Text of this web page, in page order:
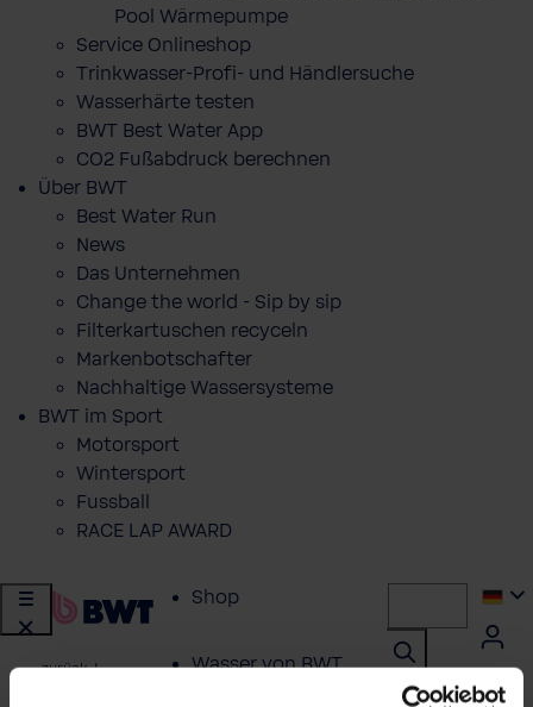
Pool Wärmepumpe
Service Onlineshop
Trinkwasser-Profi- und Händlersuche
Wasserhärte testen
BWT Best Water App
CO2 Fußabdruck berechnen
Über BWT
Best Water Run
News
Das Unternehmen
Change the world - Sip by sip
Filterkartuschen recyceln
Markenbotschafter
Nachhaltige Wassersysteme
BWT im Sport
Motorsport
Wintersport
Fussball
RACE LAP AWARD
Shop
Wasser von BWT
zurück |